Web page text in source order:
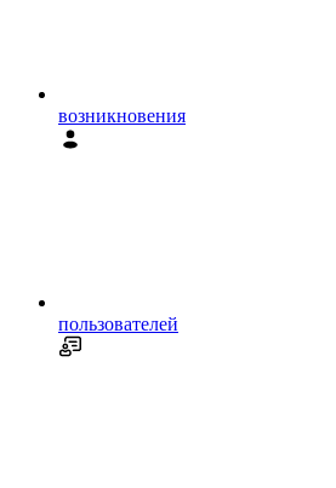
возникновения
пользователей